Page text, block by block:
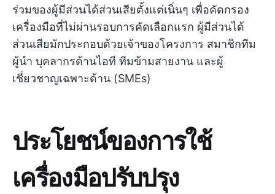
ร่วมของผู้มีส่วนได้ส่วนเสียตั้งแต่เนิ่นๆ เพื่อคัดกรอง
เครื่องมือที่ไม่ผ่านรอบการคัดเลือกแรก ผู้มีส่วนได้
ส่วนเสียมักประกอบด้วยเจ้าของโครงการ สมาชิกทีม
ผู้นำ บุคลากรด้านไอที ทีมข้ามสายงาน และผู้
เชี่ยวชาญเฉพาะด้าน (SMEs)
ประโยชน์ของการใช้
เครื่องมือปรับปรุง